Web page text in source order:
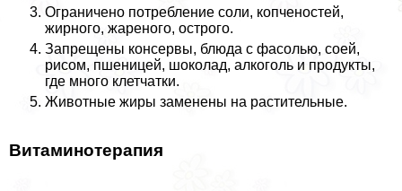
Ограничено потребление соли, копченостей,
жирного, жареного, острого.
Запрещены консервы, блюда с фасолью, соей,
рисом, пшеницей, шоколад, алкоголь и продукты,
где много клетчатки.
Животные жиры заменены на растительные.
Витаминотерапия